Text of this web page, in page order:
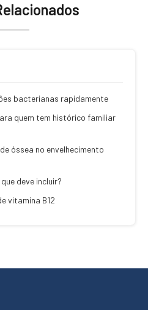
bacterianas rapidamente
quem tem histórico familiar
óssea no envelhecimento
deve incluir?
vitamina B12